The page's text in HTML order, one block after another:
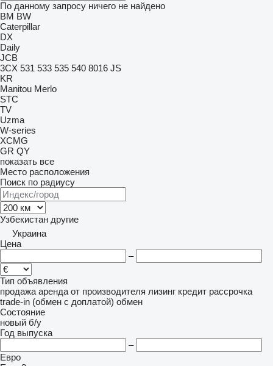
По данному запросу ничего не найдено
BM BW
Caterpillar
DX
Daily
JCB
3CX 531 533 535 540 8016 JS
KR
Manitou Merlo
STC
TV
Uzma
W-series
XCMG
GR QY
показать все
Место расположения
Поиск по радиусу
Узбекистан другие
Украина
Цена
–
Тип объявления
продажа аренда от производителя лизинг кредит рассрочка
trade-in (обмен с доплатой) обмен
Состояние
новый б/у
Год выпуска
–
Евро